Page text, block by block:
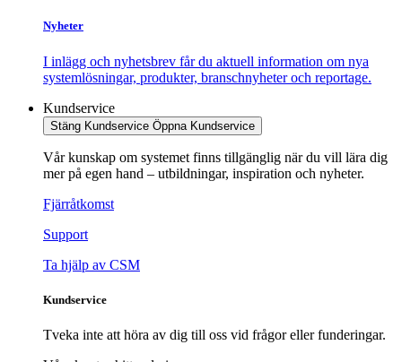
Nyheter
I inlägg och nyhetsbrev får du aktuell information om nya
systemlösningar, produkter, branschnyheter och reportage.
Kundservice
Stäng Kundservice Öppna Kundservice
Vår kunskap om systemet finns tillgänglig när du vill lära dig
mer på egen hand – utbildningar, inspiration och nyheter.
Fjärråtkomst
Support
Ta hjälp av CSM
Kundservice
Tveka inte att höra av dig till oss vid frågor eller funderingar.